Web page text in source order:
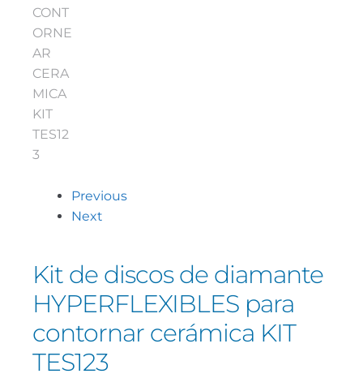
Previous
Next
Kit de discos de diamante
HYPERFLEXIBLES para
contornar cerámica KIT
TES123